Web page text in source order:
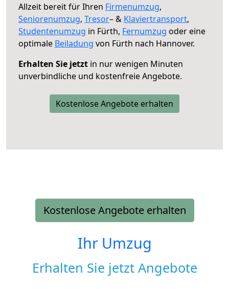
Allzeit bereit für Ihren Firmenumzug,
Seniorenumzug, Tresor– & Klaviertransport,
Studentenumzug in Fürth, Fernumzug oder eine
optimale Beiladung von Fürth nach Hannover.
Erhalten Sie jetzt in nur wenigen Minuten
unverbindliche und kostenfreie Angebote.
Kostenlose Angebote erhalten
Kostenlose Angebote erhalten
Ihr Umzug
Erhalten Sie jetzt Angebote